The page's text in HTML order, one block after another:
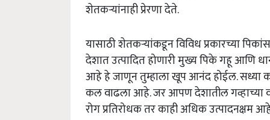
शेतकऱ्यांनाही प्रेरणा देते.
यासाठी शेतकऱ्यांकडून विविध प्रकारच्या
देशात उत्पादित होणारी मुख्य पिके गहू आणि
आहे हे जाणून तुम्हाला खूप आनंद होईल. सध्या
कल वाढला आहे. जर आपण देशातील गव्हाच्या
रोग प्रतिरोधक तर काही अधिक उत्पादनक्षम